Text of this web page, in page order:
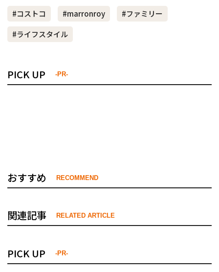
#コストコ #marronroy
#ファミリー
#ライフスタイル
PICK UP -PR-
おすすめ RECOMMEND
関連記事 RELATED ARTICLE
PICK UP -PR-